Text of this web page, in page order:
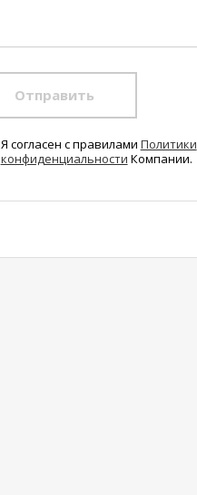
Отправить
Я согласен c правилами Политики
конфиденциальности Компании.